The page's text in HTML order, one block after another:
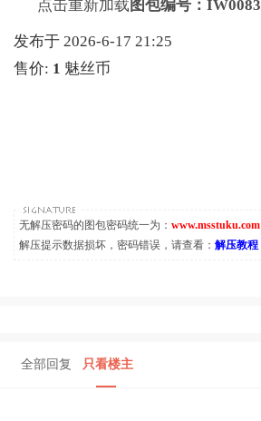
点击重新加载 图包编号：IW0083
发布于 2026-6-17 21:25
售价: 1 魅丝币
无解压密码的图包密码统一为： www.msstuku.com
解压提示数据损坏，密码错误，请查看： 解压教程
全部回复 只看楼主